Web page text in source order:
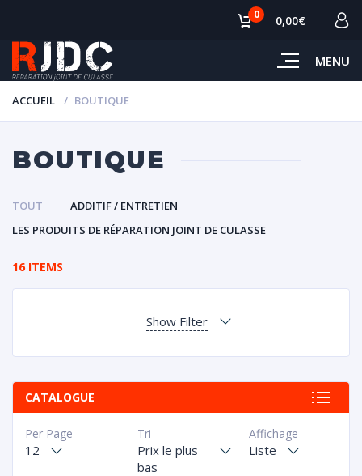
MENU
0 0,00€
ACCUEIL BOUTIQUE
BOUTIQUE
TOUT
ADDITIF / ENTRETIEN
LES PRODUITS DE RÉPARATION JOINT DE CULASSE
16 ITEMS
Show Filter
CATALOGUE
Affichage
Liste
Tri
Prix le plus
bas
Per Page
12